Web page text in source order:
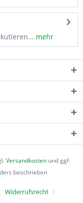
mehr
Versandkosten und ggf.
beschrieben
Widerrufsrecht